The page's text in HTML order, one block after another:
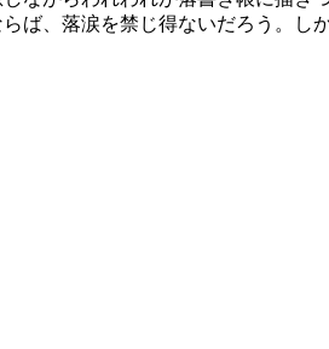
ば、落涙を禁じ得ないだろう。し